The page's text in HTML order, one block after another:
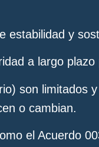
estabilidad y
a largo
son limitados
o cambian.
el Acuerdo